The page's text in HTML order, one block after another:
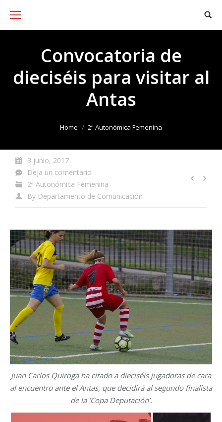
Convocatoria de
dieciséis para visitar al
Antas
Home 2ª Autonómica Femenina
3 junio, 2017
Deja un comentario
2ª Autonómica Femenina
By Departamento de Comunicación
Juan Carlos Quiroga ha citado a dieciséis jugadoras de cara
al encuentro ante el Antas, que decidirá al segundo finalista
de la ‘Copa Deputación’.